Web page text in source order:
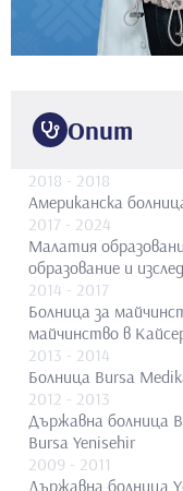
Опит
2018 - 2018
Американска
2017 - 2024
Малатия
образование и
2014 - 2017
Болница за
майчинство в
2013 - 2014
Болница Bursa
2012 - 2013
Държавна болница
Bursa Yenisehir
2009 - 2011
Държавна болница